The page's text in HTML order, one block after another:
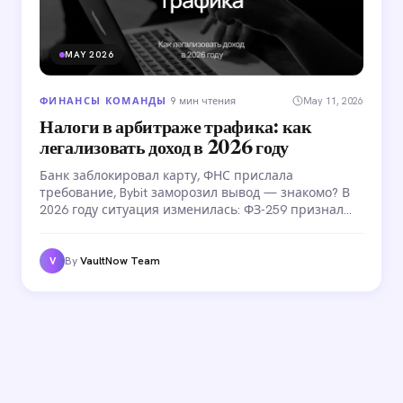
MAY 2026
ФИНАНСЫ КОМАНДЫ ·9 мин чтения May 11, 2026
Налоги в арбитраже трафика: как
легализовать доход в 2026 году
Банк заблокировал карту, ФНС прислала
требование, Bybit заморозил вывод — знакомо? В
2026 году ситуация изменилась: ФЗ-259 признал
легализации — от самозанятости до зарубежных
структур.
V ByVaultNow Team